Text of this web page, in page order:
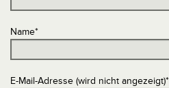
Name*
E-Mail-Adresse (wird nicht angezeigt)*